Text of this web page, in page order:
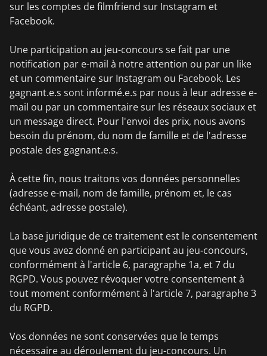
sur les comptes de filmfriend sur Instagram et
Facebook.
Une participation au jeu-concours se fait par une
notification par e-mail à notre attention ou par un like
et un commentaire sur Instagram ou Facebook. Les
gagnant.e.s sont informé.e.s par nous à leur adresse e-
mail ou par un commentaire sur les réseaux sociaux et
un message direct. Pour l'envoi des prix, nous avons
besoin du prénom, du nom de famille et de l'adresse
postale des gagnant.e.s.
À cette fin, nous traitons vos données personnelles
(adresse e-mail, nom de famille, prénom et, le cas
échéant, adresse postale).
La base juridique de ce traitement est le consentement
que vous avez donné en participant au jeu-concours,
conformément à l'article 6, paragraphe 1a, et 7 du
RGPD. Vous pouvez révoquer votre consentement à
tout moment conformément à l'article 7, paragraphe 3
du RGPD.
Vos données ne sont conservées que le temps
nécessaire au déroulement du jeu-concours. Un